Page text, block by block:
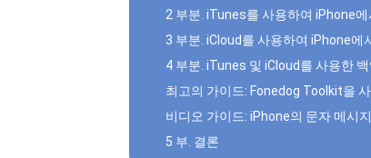
2 부분. iTunes를 사용하여 iPhone
3 부분. iCloud를 사용하여 iPhone에
4 부분. iTunes 및 iCloud를 사용한
최고의 가이드: Fonedog Toolkit을
비디오 가이드: iPhone의 문자 메시
5 부. 결론